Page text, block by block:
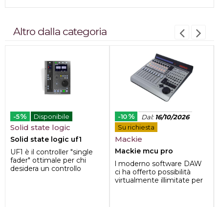
Altro dalla categoria
-5% Disponibile
Solid state logic
Solid state logic uf1
UF1 è il controller "single
fader" ottimale per chi
desidera un controllo
-10 % Dal: 16/10/2026
Su richiesta
Mackie
Mackie mcu pro
l moderno software DAW
ci ha offerto possibilità
virtualmente illimitate per